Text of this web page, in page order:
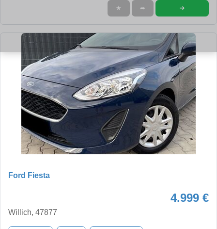
★ ➦ ➜
Ford Fiesta
4.999 €
Willich, 47877